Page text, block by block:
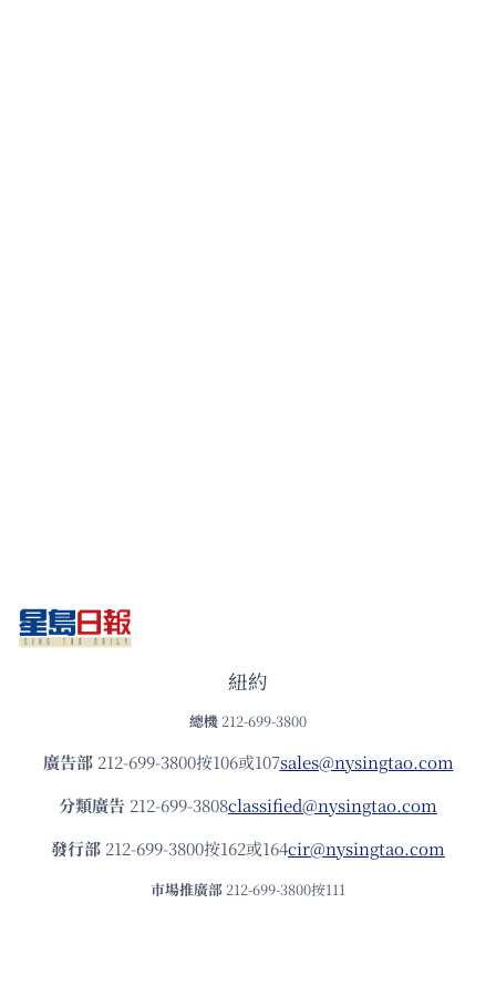
紐約
總機 212-699-3800
廣告部212-699-3800按106或107sales@nysingtao.com
分類廣告 212-699-3808classified@nysingtao.com
發⾏部 212-699-3800按162或164cir@nysingtao.com
市場推廣部 212-699-3800按111